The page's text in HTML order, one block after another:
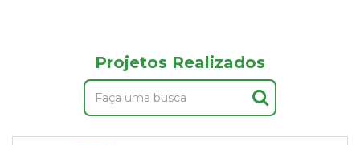
Projetos Realizados